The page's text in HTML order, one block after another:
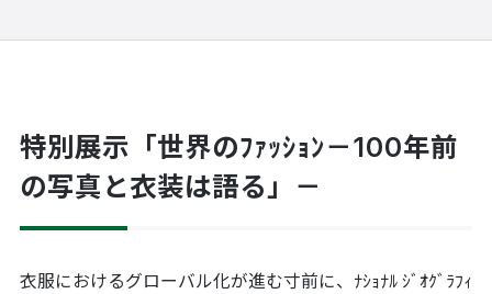
特別展示「世界のﾌｧｯｼｮﾝ－100年前
の写真と衣装は語る」－
衣服におけるグローバル化が進む寸前に、ﾅｼｮﾅﾙ ｼﾞｵｸﾞﾗﾌｨ